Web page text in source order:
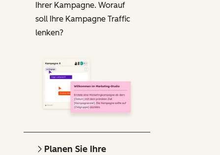
Ihrer Kampagne. Worauf
soll Ihre Kampagne Traffic
lenken?
Planen Sie Ihre